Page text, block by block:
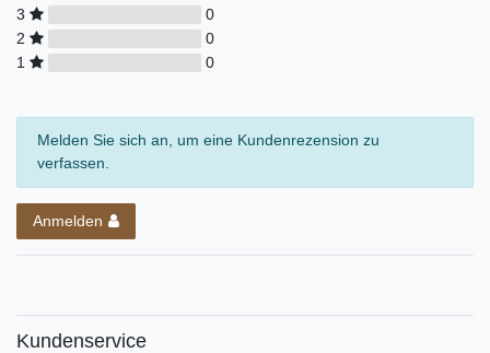
3
0
2
0
1
0
Melden Sie sich an, um eine Kundenrezension zu
verfassen.
Anmelden
Kundenservice